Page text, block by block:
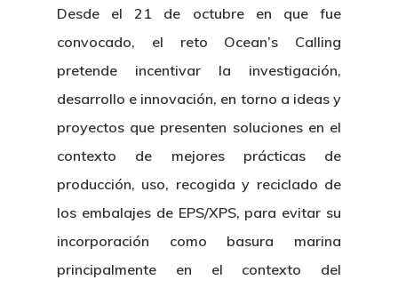
Desde el 21 de octubre en que fue
convocado, el reto Ocean’s Calling
pretende incentivar la investigación,
desarrollo e innovación, en torno a ideas y
proyectos que presenten soluciones en el
contexto de mejores prácticas de
producción, uso, recogida y reciclado de
los embalajes de EPS/XPS, para evitar su
incorporación como basura marina
principalmente en el contexto del
Corporativa
Centro De
Boletín De Noticias
Empleo
Gobierno
Plan De Igualdad